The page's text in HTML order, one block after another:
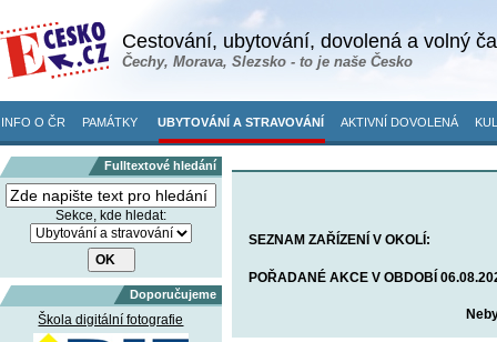
Cestování, ubytování, dovolená a volný
Čechy, Morava, Slezsko - to je naše Česko
INFO O ČR PAMÁTKY UBYTOVÁNÍ A STRAVOVÁNÍ AKTIVNÍ DOVOLENÁ
Fulltextové hledání
Sekce, kde hledat:
Doporučujeme
Škola digitální fotografie
SEZNAM ZAŘÍZENÍ V OKOLÍ:
POŘADANÉ AKCE V OBDOBÍ